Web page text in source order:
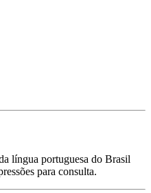
língua portuguesa do Brasil
para consulta.